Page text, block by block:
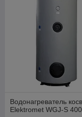
Водонагреватель
Elektromet WGJ-S 400